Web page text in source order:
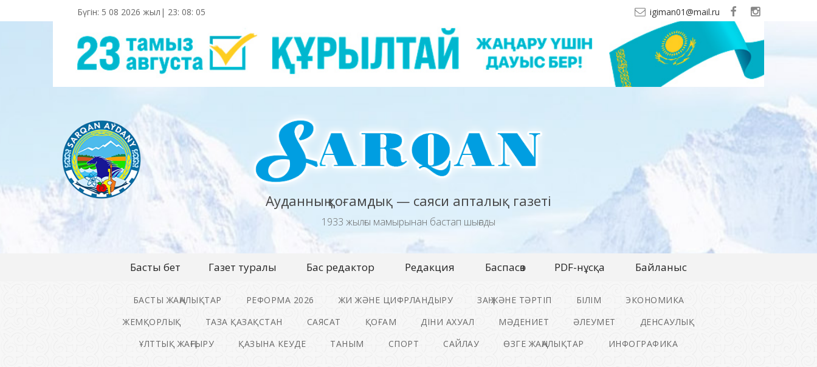
Бүгін: 5 08 2026 жыл| 23: 08: 06 igiman01@mail.ru
Ауданның қоғамдық — саяси апталық газеті
1933 жылғы мамырынан бастап шығады
Басты бет Газет туралы Бас редактор Редакция Баспасөз PDF-нұсқа Байланыс
БАСТЫ ЖАҢАЛЫҚТАР РЕФОРМА 2026 ЖИ ЖӘНЕ ЦИФРЛАНДЫРУ ЗАҢ ЖӘНЕ ТӘРТІП БІЛІМ
ЭКОНОМИКА
ЖЕМҚОРЛЫҚ
ТАЗА ҚАЗАҚСТАН САЯСАТ ҚОҒАМ ДІНИ АХУАЛ МӘДЕНИЕТ ӘЛЕУМЕТ
ДЕНСАУЛЫҚ
ҰЛТТЫҚ ЖАҢҒЫРУ
ҚАЗЫНА КЕУДЕ ТАНЫМ СПОРТ САЙЛАУ ӨЗГЕ ЖАҢАЛЫҚТАР ИНФОГРАФИКА